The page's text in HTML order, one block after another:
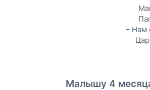
– Нам
Малышу 4